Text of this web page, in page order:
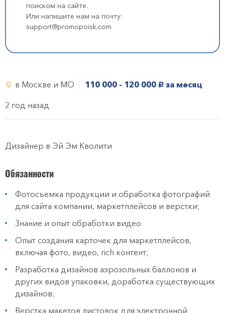
поиском на сайте.
Или напишите нам на почту:
support@promopoisk.com
в Москве и МО 110 000 - 120 000 руб. за месяц
2 год назад
Дизайнер в Эй Эм Кволити
Обязанности
Фотосъемка продукции и обработка фотографий
для сайта компании, маркетплейсов и верстки;
Знание и опыт обработки видео
Опыт создания карточек для маркетплейсов,
включая фото, видео, rich контент;
Разработка дизайнов аэрозольных баллонов и
других видов упаковки, доработка существующих
дизайнов;
Верстка макетов листовок для электронной